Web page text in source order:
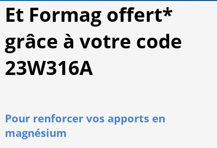
Et Formag offert*
grâce à votre code
23W316A
Pour renforcer vos apports en
magnésium